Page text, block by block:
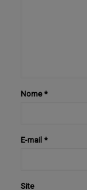
Nome *
E-mail *
Site